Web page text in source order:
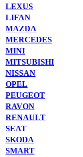
LEXUS
LIFAN
MAZDA
MERCEDES
MINI
MITSUBISHI
NISSAN
OPEL
PEUGEOT
RAVON
RENAULT
SEAT
SKODA
SMART